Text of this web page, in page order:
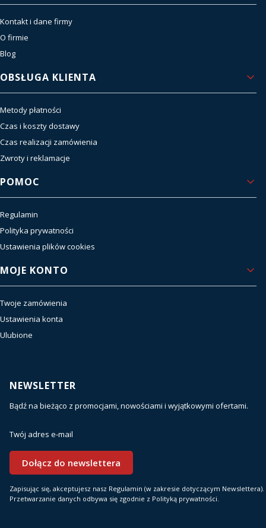
Kontakt i dane firmy
O firmie
Blog
OBSŁUGA KLIENTA
Metody płatności
Czas i koszty dostawy
Czas realizacji zamówienia
Zwroty i reklamacje
POMOC
Regulamin
Polityka prywatności
Ustawienia plików cookies
MOJE KONTO
Twoje zamówienia
Ustawienia konta
Ulubione
NEWSLETTER
Bądź na bieżąco z promocjami, nowościami i wyjątkowymi ofertami.
Twój adres e-mail
Dołącz do newslettera
Zapisując się, akceptujesz nasz Regulamin (w zakresie dotyczącym Newslettera).
Przetwarzanie danych odbywa się zgodnie z Polityką prywatności.